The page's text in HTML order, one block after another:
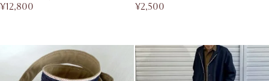
¥12,800 ¥2,500